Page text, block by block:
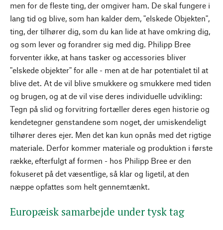
men for de fleste ting, der omgiver ham. De skal fungere i
lang tid og blive, som han kalder dem, "elskede Objekten",
ting, der tilhører dig, som du kan lide at have omkring dig,
og som lever og forandrer sig med dig. Philipp Bree
forventer ikke, at hans tasker og accessories bliver
"elskede objekter" for alle - men at de har potentialet til at
blive det. At de vil blive smukkere og smukkere med tiden
og brugen, og at de vil vise deres individuelle udvikling:
Tegn på slid og forvitring fortæller deres egen historie og
kendetegner genstandene som noget, der umiskendeligt
tilhører deres ejer. Men det kan kun opnås med det rigtige
materiale. Derfor kommer materiale og produktion i første
række, efterfulgt af formen - hos Philipp Bree er den
fokuseret på det væsentlige, så klar og ligetil, at den
næppe opfattes som helt gennemtænkt.
Europæisk samarbejde under tysk tag